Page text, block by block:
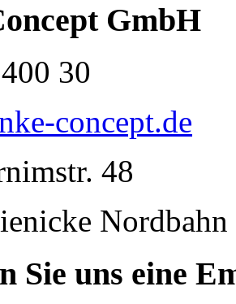
GmbH
30
concept.de
48
Nordbahn
Sie uns eine